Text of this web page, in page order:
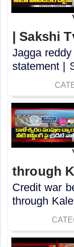
| Sakshi
Jagga
statement |
through
Credit war
through